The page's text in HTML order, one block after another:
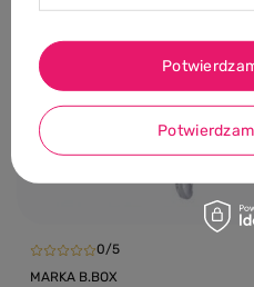
0/5
MARKA B.BOX